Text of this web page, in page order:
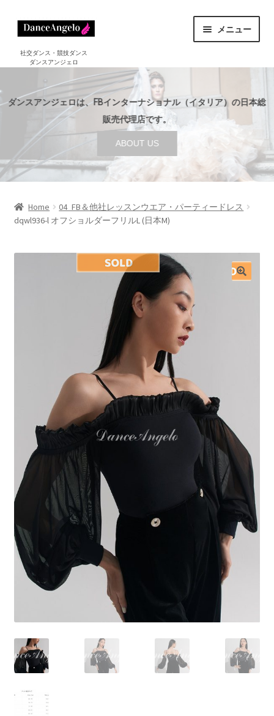
ナ
ビ
ゲ
ー
ョ
キ
ッ
コ
ン
テ
ン
へ
プ
社交ダンス・競技ダンス
ダンスアンジェロ
メニュー
ショップ
SHOP
ブ
ー
を
開
セール
SALE
ご利用案内
GUIDE
ブ
ニ
展
開
ブ
ュ
ー
を
ブログ
お問い合わせ
CONTACT
ダンスアンジェロは、FBインターナショナル（イタリア）の日本総
販売代理店です。
ABOUT US
Home
04_FB＆他社レッスンウエア・パーティードレス
dqwl936-l オフショルダーフリルL (日本M)